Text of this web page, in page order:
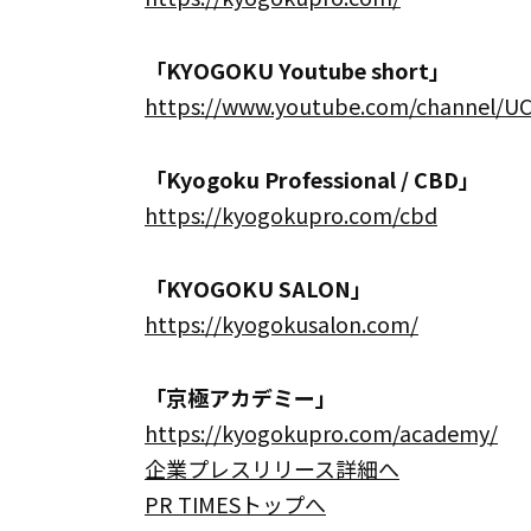
「KYOGOKU Youtube short」
https://www.youtube.com/channel/
「Kyogoku Professional / CBD」
https://kyogokupro.com/cbd
「KYOGOKU SALON」
https://kyogokusalon.com/
「京極アカデミー」
https://kyogokupro.com/academy/
企業プレスリリース詳細へ
PR TIMESトップへ